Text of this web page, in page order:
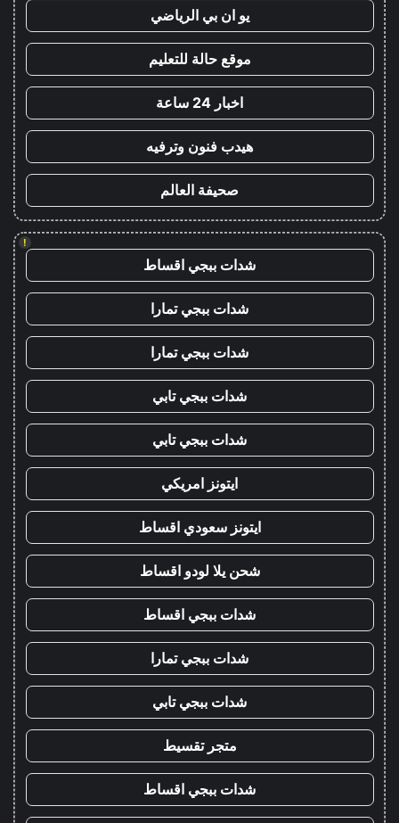
يو ان بي الرياضي
موقع حالة للتعليم
اخبار 24 ساعة
هيدب فنون وترفيه
صحيفة العالم
!
شدات ببجي اقساط
شدات ببجي تمارا
شدات ببجي تمارا
شدات ببجي تابي
شدات ببجي تابي
ايتونز امريكي
ايتونز سعودي اقساط
شحن يلا لودو اقساط
شدات ببجي اقساط
شدات ببجي تمارا
شدات ببجي تابي
متجر تقسيط
شدات ببجي اقساط